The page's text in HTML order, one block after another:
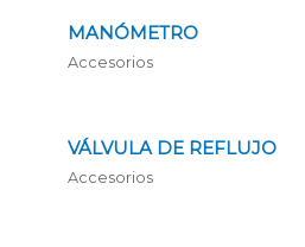
MANÓMETRO
Accesorios
VÁLVULA DE REFLUJO
Accesorios